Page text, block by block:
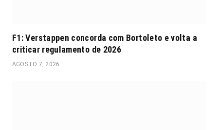
F1: Verstappen concorda com Bortoleto e volta a
criticar regulamento de 2026
AGOSTO 7, 2026